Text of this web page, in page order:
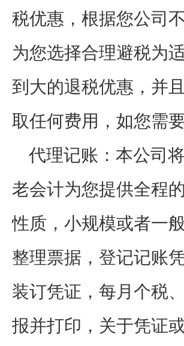
税优惠，根据您公司
为您选择合理避税为
到大的退税优惠，并
取任何费用，如您需
代理记账：本公司
老会计为您提供全程
性质，小规模或者一
整理票据，登记记账
装订凭证，每月个税
报并打印，关于凭证